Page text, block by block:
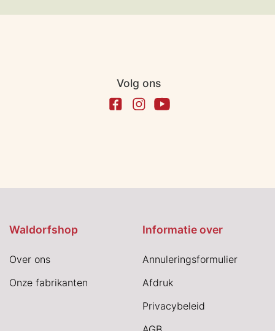
Volg ons
Waldorfshop
Over ons
Onze fabrikanten
Informatie over
Annuleringsformulier
Afdruk
Privacybeleid